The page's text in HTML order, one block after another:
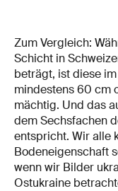
Zum Vergleich:
Schicht in
beträgt, ist diese
mindestens 60 cm
mächtig. Und das
dem Sechsfachen
entspricht. Wir alle
Bodeneigenschaft
wenn wir Bilder
Ostukraine